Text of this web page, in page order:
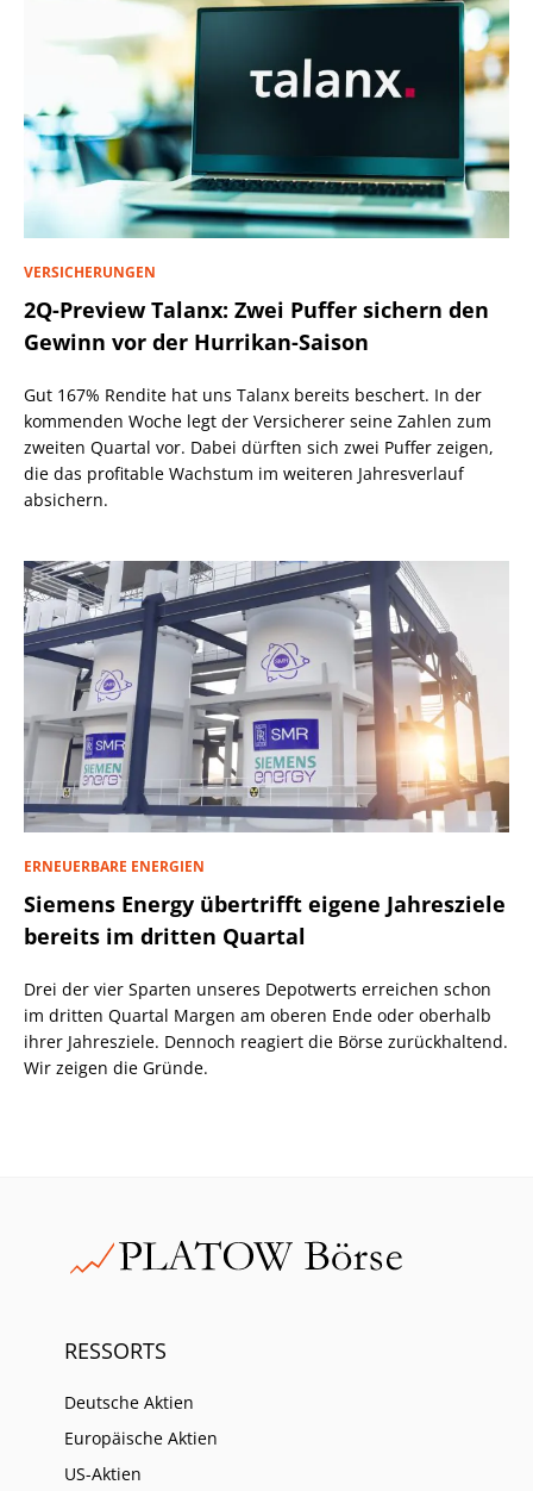
VERSICHERUNGEN
2Q-Preview Talanx: Zwei Puffer sichern den
Gewinn vor der Hurrikan-Saison
Gut 167% Rendite hat uns Talanx bereits beschert. In der
kommenden Woche legt der Versicherer seine Zahlen zum
zweiten Quartal vor. Dabei dürften sich zwei Puffer zeigen,
die das profitable Wachstum im weiteren Jahresverlauf
absichern.
ERNEUERBARE ENERGIEN
Siemens Energy übertrifft eigene Jahresziele
bereits im dritten Quartal
Drei der vier Sparten unseres Depotwerts erreichen schon
im dritten Quartal Margen am oberen Ende oder oberhalb
ihrer Jahresziele. Dennoch reagiert die Börse zurückhaltend.
Wir zeigen die Gründe.
RESSORTS
Deutsche Aktien
Europäische Aktien
US-Aktien